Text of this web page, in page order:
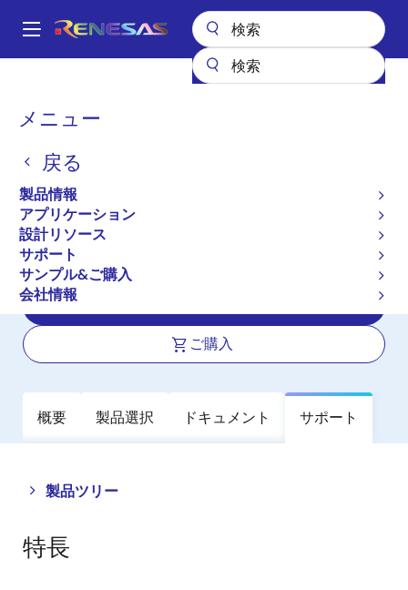
ン
Main
メニュー
戻る
製品情報
アプリケーション
設計リソース
サポート
サンプル&ご購入
会社情報
パ
く
ず
パワーディスクリート
パワーMOSFET
NP100N04PUK
アクティブ
Nch Power MOSFET 40V 100A
2.3mohm TO-263 / D2PAK for
Automotive
ご購入
概要 製品選択 ドキュメント サポート
製品ツリー
Close
tree
menu
Open
tree
menu
特長